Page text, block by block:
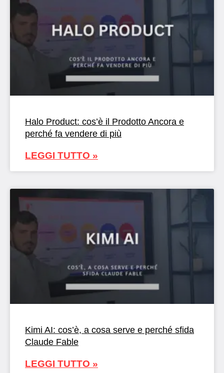
Halo Product: cos’è il Prodotto Ancora e
perché fa vendere di più
LEGGI TUTTO »
Kimi AI: cos’è, a cosa serve e perché sfida
Claude Fable
LEGGI TUTTO »